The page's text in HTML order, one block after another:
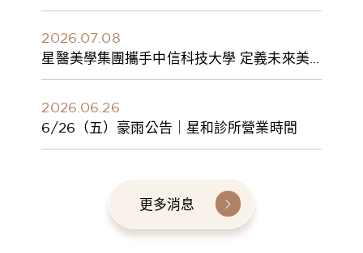
入劑」台灣獨家總代理
2026.07.08
星醫美學集團攜手中信科技大學 定義未來美
學人才新標準 建構健康美學產學共育模式 串
2026.06.26
6/26（五）豪雨公告｜星和診所營業時間
更多消息